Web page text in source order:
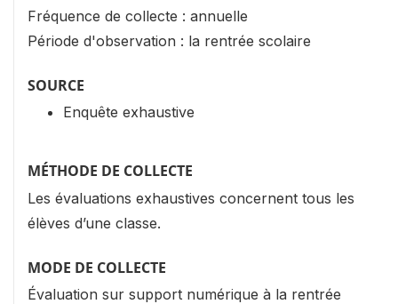
Fréquence de collecte : annuelle
Période d'observation : la rentrée scolaire
SOURCE
Enquête exhaustive
MÉTHODE DE COLLECTE
Les évaluations exhaustives concernent tous les
élèves d’une classe.
MODE DE COLLECTE
Évaluation sur support numérique à la rentrée